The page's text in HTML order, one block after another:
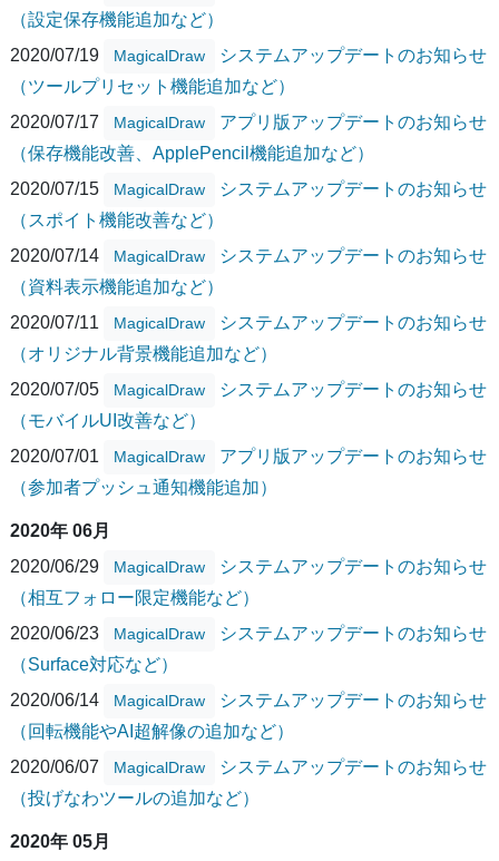
（設定保存機能追加など）
2020/07/19
MagicalDraw
システムアップデートのお知らせ
（ツールプリセット機能追加など）
2020/07/17
MagicalDraw
アプリ版アップデートのお知らせ
（保存機能改善、ApplePencil機能追加など）
2020/07/15
MagicalDraw
システムアップデートのお知らせ
（スポイト機能改善など）
2020/07/14
MagicalDraw
システムアップデートのお知らせ
（資料表示機能追加など）
2020/07/11
MagicalDraw
システムアップデートのお知らせ
（オリジナル背景機能追加など）
2020/07/05
MagicalDraw
システムアップデートのお知らせ
（モバイルUI改善など）
2020/07/01
MagicalDraw
アプリ版アップデートのお知らせ
（参加者プッシュ通知機能追加）
2020年 06月
2020/06/29
MagicalDraw
システムアップデートのお知らせ
（相互フォロー限定機能など）
2020/06/23
MagicalDraw
システムアップデートのお知らせ
（Surface対応など）
2020/06/14
MagicalDraw
システムアップデートのお知らせ
（回転機能やAI超解像の追加など）
2020/06/07
MagicalDraw
システムアップデートのお知らせ
（投げなわツールの追加など）
2020年 05月